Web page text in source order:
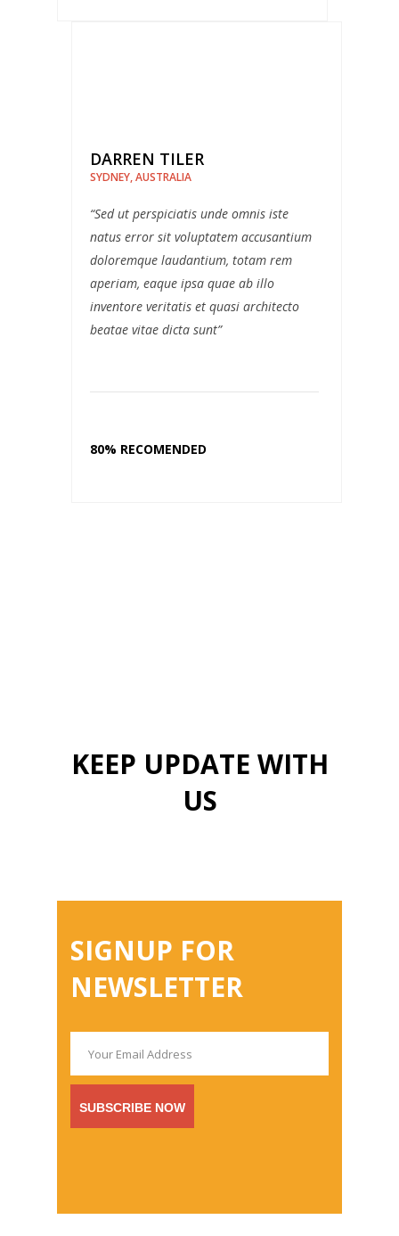
DARREN TILER
SYDNEY, AUSTRALIA
“Sed ut perspiciatis unde omnis iste
natus error sit voluptatem accusantium
doloremque laudantium, totam rem
aperiam, eaque ipsa quae ab illo
inventore veritatis et quasi architecto
beatae vitae dicta sunt”
80% RECOMENDED
KEEP UPDATE WITH
US
SIGNUP FOR
NEWSLETTER